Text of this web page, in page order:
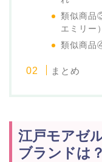
類似商品
エミリー
類似商品
まとめ
江戸モアゼ
ブランドは？